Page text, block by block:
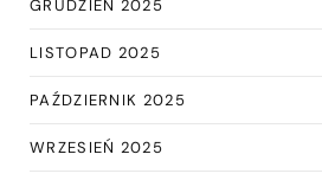
GRUDZIEŃ 2025
LISTOPAD 2025
PAŹDZIERNIK 2025
WRZESIEŃ 2025